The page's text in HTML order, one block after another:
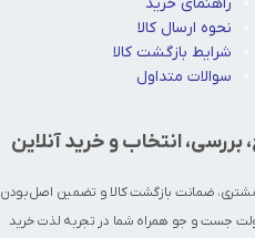
نحوه ارسال کالا
شرایط بازگشت کالا
سوالات متداول
بررسی، انتخاب و خرید آنلاین
ضمانت بازگشت کالا و تضمین اصل‌بودن
جست و جو همراه شما در تجربه لذت خرید